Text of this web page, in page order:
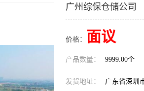
广州综保仓储公司
价格： 面议
产品数量： 9999.00个
发货地址： 广东省深